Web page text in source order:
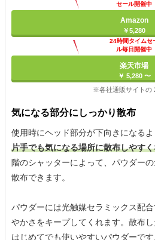
セール開催中
Amazon
￥5,280
24時間タイムセ
ル毎日開催中
楽天市場
￥ 5,280 〜
※各社通販サイトの
気になる部分にしっかり散布
使用時にヘッド部分が下向きになるよ
片手でも気になる場所に散布しやす
階のシャッターによって、パウダー
散布できます。
パウダーには光触媒セラミックス配
やかさをキープしてくれます。散布し
はじめてでも使いやすいパウダーです